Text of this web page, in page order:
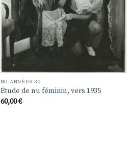
NU ANNÉES 30
Étude de nu féminin, vers 1935
60,00€